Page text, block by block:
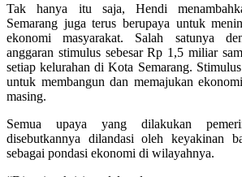
Tak hanya itu saja, Hendi
Semarang juga terus berupaya untuk
ekonomi masyarakat. Salah satunya
anggaran stimulus sebesar Rp 1,5 miliar
setiap kelurahan di Kota Semarang.
untuk membangun dan memajukan
masing.
Semua upaya yang dilakukan
disebutkannya dilandasi oleh keyakinan
sebagai pondasi ekonomi di wilayahnya.